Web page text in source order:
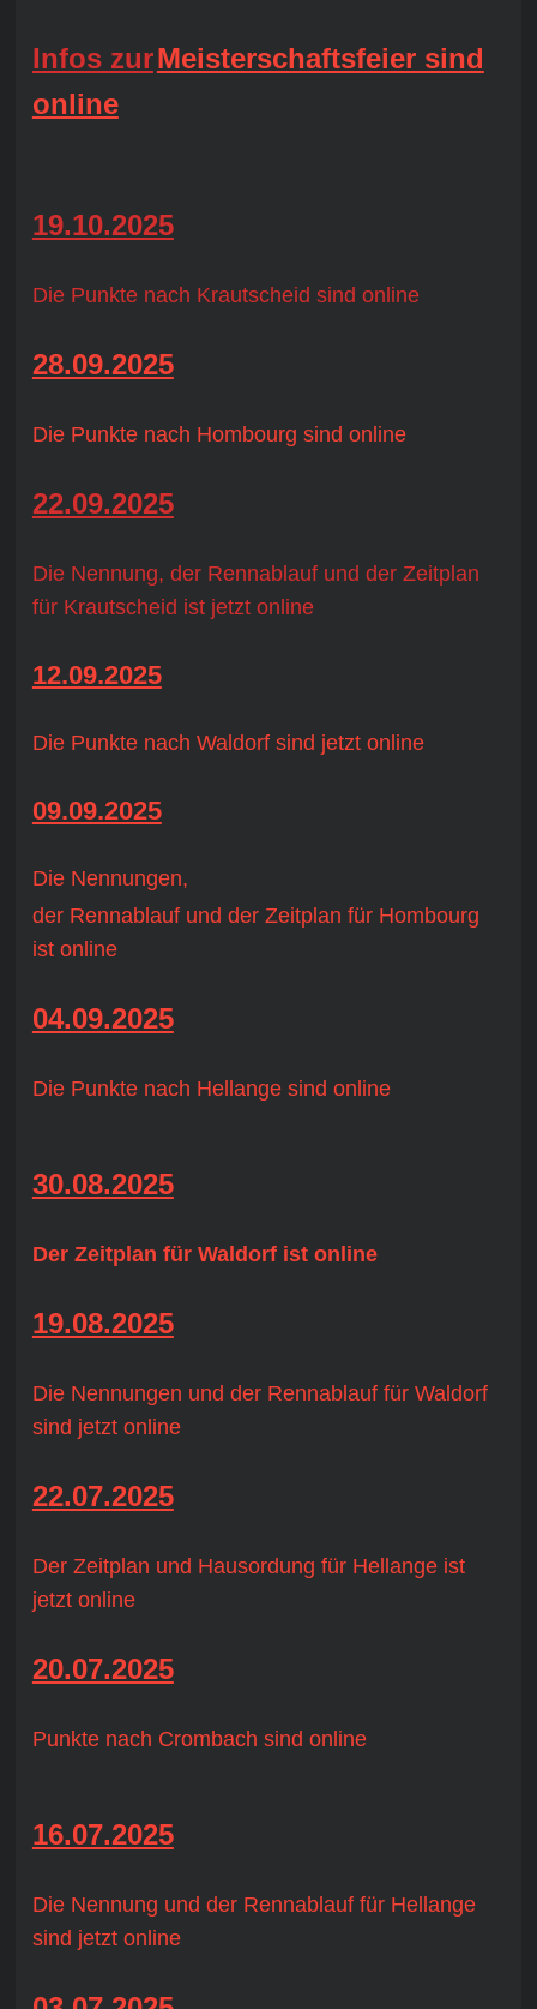
Infos zurMeisterschaftsfeier sind
online
19.10.2025
Die Punkte nach Krautscheid sind online
28.09.2025
Die Punkte nach Hombourg sind online
22.09.2025
Die Nennung, der Rennablauf und der Zeitplan
für Krautscheid ist jetzt online
12.09.2025
Die Punkte nach Waldorf sind jetzt online
09.09.2025
Die Nennungen,
der Rennablauf und der Zeitplan für Hombourg
ist online
04.09.2025
Die Punkte nach Hellange sind online
30.08.2025
Der Zeitplan für Waldorf ist online
19.08.2025
Die Nennungen und der Rennablauf für Waldorf
sind jetzt online
22.07.2025
Der Zeitplan und Hausordung für Hellange ist
jetzt online
20.07.2025
Punkte nach Crombach sind online
16.07.2025
Die Nennung und der Rennablauf für Hellange
sind jetzt online